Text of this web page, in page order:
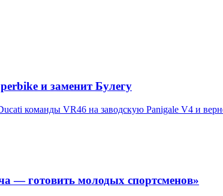
и заменит Булегу
команды VR46 на заводскую Panigale V4 и
— готовить молодых спортсменов»